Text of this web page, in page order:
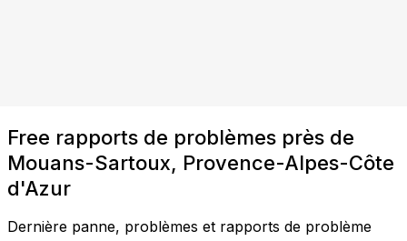
Free rapports de problèmes près de
Mouans-Sartoux, Provence-Alpes-Côte
d'Azur
Dernière panne, problèmes et rapports de problème